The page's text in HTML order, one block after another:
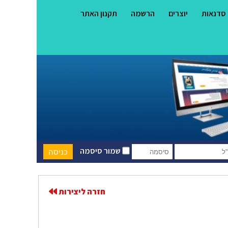
סדנאות יוצרים הרשמה תקנון האתר
שמור סיסמה
חזרה ליצירות